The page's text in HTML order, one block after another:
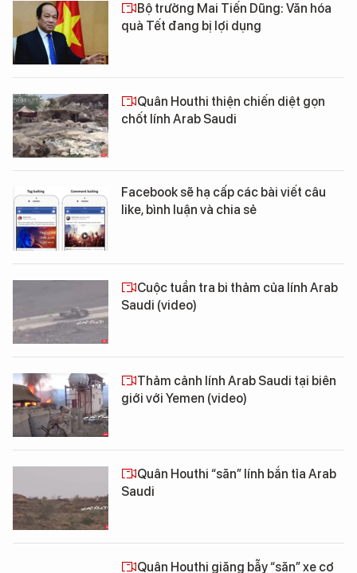
Bộ trưởng Mai Tiến Dũng: Văn hóa
quà Tết đang bị lợi dụng
Quân Houthi thiện chiến diệt gọn
chốt lính Arab Saudi
Facebook sẽ hạ cấp các bài viết câu
like, bình luận và chia sẻ
Cuộc tuần tra bi thảm của lính Arab
Saudi (video)
Thảm cảnh lính Arab Saudi tại biên
giới với Yemen (video)
Quân Houthi “săn” lính bắn tỉa Arab
Saudi
Quân Houthi giăng bẫy “săn” xe cơ